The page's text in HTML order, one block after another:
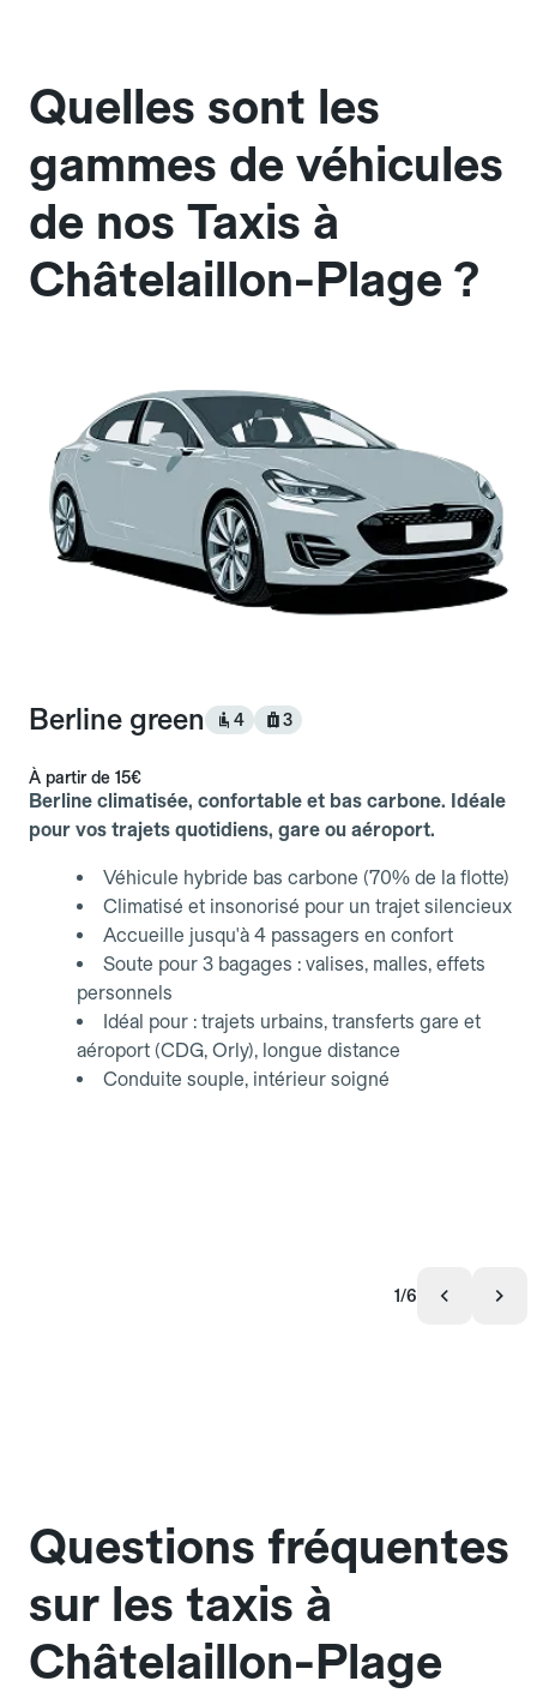
Quelles sont les
gammes de véhicules
de nos Taxis à
Châtelaillon-Plage ?
Berline green 4 3
À partir de 15€
Berline climatisée, confortable et bas carbone. Idéale
pour vos trajets quotidiens, gare ou aéroport.
Véhicule hybride bas carbone (70% de la flotte)
Climatisé et insonorisé pour un trajet silencieux
Accueille jusqu'à 4 passagers en confort
Soute pour 3 bagages : valises, malles, effets
personnels
Idéal pour : trajets urbains, transferts gare et
aéroport (CDG, Orly), longue distance
Conduite souple, intérieur soigné
1/6
Questions fréquentes
sur les taxis à
Châtelaillon-Plage